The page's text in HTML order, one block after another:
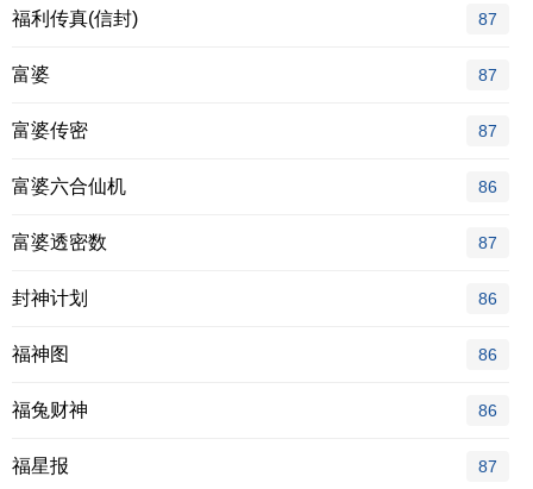
福利传真(信封) 87
富婆 87
富婆传密 87
富婆六合仙机 86
富婆透密数 87
封神计划 86
福神图 86
福兔财神 86
福星报 87